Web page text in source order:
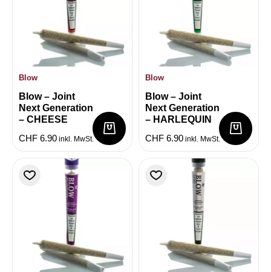
Blow
Blow – Joint
Next Generation
– CHEESE
CHF 6.90 inkl. MwSt.
Blow
Blow – Joint
Next Generation
– HARLEQUIN
CHF 6.90 inkl. MwSt.